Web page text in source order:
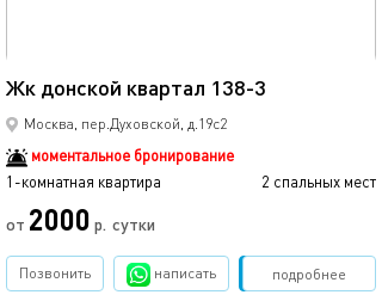
Жк донской квартал 138-3
Москва, пер.Духовской, д.19с2
моментальное бронирование
1-комнатная квартира
2 спальных мест
от 2000 р. сутки
подробнее
Позвонить написать Забронировать